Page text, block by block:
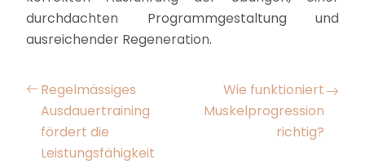
durchdachten Programmgestaltung und
ausreichender Regeneration.
Regelmässiges
Ausdauertraining
fördert die
Leistungsfähigkeit
Wie funktioniert
Muskelprogression
richtig?